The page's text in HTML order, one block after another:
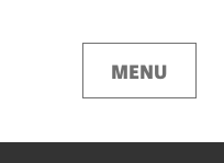
MENU